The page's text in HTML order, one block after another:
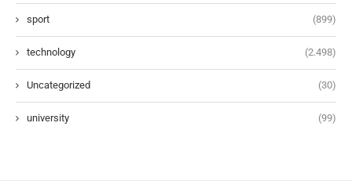
sport (899)
technology (2.498)
Uncategorized (30)
university (99)